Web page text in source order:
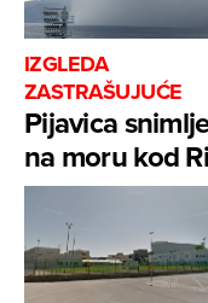
IZGLEDA
ZASTRAŠUJUĆE
Pijavica
na moru kod